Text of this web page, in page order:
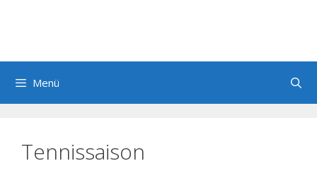
Menü
Tennissaison